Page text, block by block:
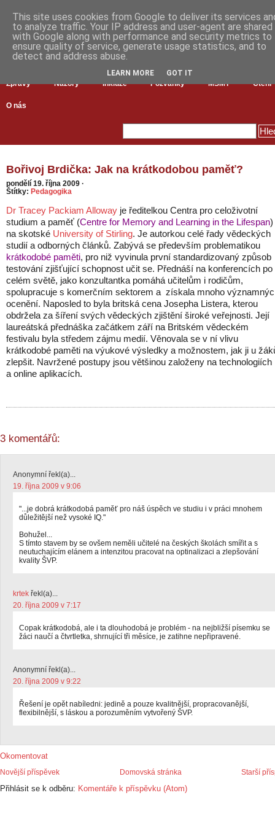
Zprávy Názory Inkluze Pozvánky MŠMT Čtení
O nás
Bořivoj Brdička: Jak na krátkodobou paměť?
pondělí 19. října 2009 ·
Štítky: Pedagogika
Dr Tracey Packiam Alloway je ředitelkou Centra pro celoživotní
studium a paměť (Centre for Memory and Learning in the Lifespan)
na skotské University of Stirling. Je autorkou celé řady vědeckých
studií a odborných článků. Zabývá se především problematikou
krátkodobé paměti, pro niž vyvinula první standardizovaný způsob
testování zjišťující schopnost učit se. Přednáší na konferencích po
celém světě, jako konzultantka pomáhá učitelům i rodičům,
spolupracuje s komerčním sektorem a získala mnoho
ocenění. Naposled to byla britská cena Josepha Listera, kterou
obdržela za šíření svých vědeckých zjištění široké veřejnosti. Její
laureátská přednáška začátkem září na Britském vědeckém
festivalu byla středem zájmu medií. Věnovala se v ní vlivu
krátkodobé paměti na výukové výsledky a možnostem, jak ji u
zlepšit. Navržené postupy jsou většinou založeny na technologiích
a online aplikacích.
3 komentářů:
Anonymní řekl(a)...
19. října 2009 v 9:06
"...je dobrá krátkodobá paměť pro náš úspěch ve studiu i v práci mnohem
důležitější než vysoké IQ."
Bohužel...
S tímto stavem by se ovšem neměli učitelé na českých školách smířit a s
neutuchajícím elánem a intenzitou pracovat na optinalizaci a zlepšování
kvality ŠVP.
krtek řekl(a)...
20. října 2009 v 7:17
Copak krátkodobá, ale i ta dlouhodobá je problém - na nejbližší písemku se
žáci naučí a čtvrtletka, shrnující tři měsíce, je zatihne nepřipravené.
Anonymní řekl(a)...
20. října 2009 v 9:22
Řešení je opět nabíledni: jedině a pouze kvalitnější, propracovanější,
flexibilnější, s láskou a porozuměním vytvořený ŠVP.
Okomentovat
Novější příspěvek Starší
Domovská stránka
Přihlásit se k odběru: Komentáře k příspěvku (Atom)
This site uses cookies from Google to deliver its services
to analyze traffic. Your IP address and user-agent are shared
with Google along with performance and security metrics to
ensure quality of service, generate usage statistics, and to
detect and address abuse.
LEARN MORE GOT IT